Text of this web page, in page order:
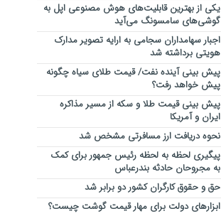
یکی از بهترین قابلیت‌های هوش مصنوعی اپل به
گوشی‌های سامسونگ می‌آید
اجبار سهامداران سجامی به ارایه تصویر مدارک
هویتی برداشته شد
پیش بینی آینده نفت/ قیمت طلای سیاه چگونه
پیش خواهد رفت؟
پیش بینی قیمت طلا و سکه از مسیر مذاکره
ایران و آمریکا
نحوه دریافت ارز مسافرتی مشخص شد
پیگیری لحظه به لحظه رئیس جمهور برای کمک
به مجروحان حادثه بندرعباس
حق و حقوق کارگران کشور دو برابر شد
ابزارهای دولت برای مهار قیمت گوشت چیست؟